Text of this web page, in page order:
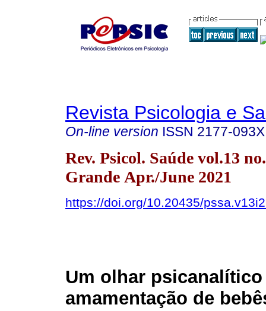
Revista Psicologia e
On-line version ISSN 2177-093X
Rev. Psicol. Saúde vol.13
Grande Apr./June 2021
https://doi.org/10.20435/
Um olhar
amamentação de